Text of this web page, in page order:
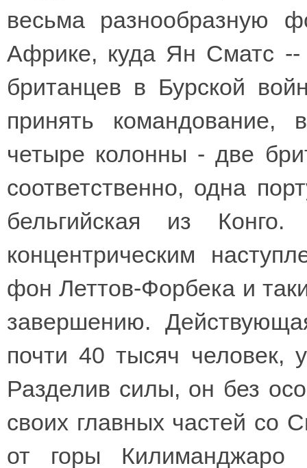
весьма разнообразную
Африке, куда Ян Сматс --
британцев в Бурской
принять
четыре колонны - две
соответственно, одна
бельгийская из
концентрическим
фон Леттов-Форбека и
завершению.
почти 40 тысяч человек,
Разделив силы, он без
своих главных частей со
от горы